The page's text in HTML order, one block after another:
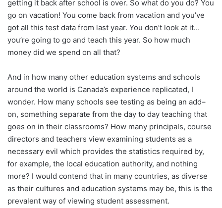
getting it back after school is over. So what do you do? You
go on vacation! You come back from vacation and you’ve
got all this test data from last year. You don’t look at it…
you’re going to go and teach this year. So how much
money did we spend on all that?
And in how many other education systems and schools
around the world is Canada’s experience replicated, I
wonder. How many schools see testing as being an add–
on, something separate from the day to day teaching that
goes on in their classrooms? How many principals, course
directors and teachers view examining students as a
necessary evil which provides the statistics required by,
for example, the local education authority, and nothing
more? I would contend that in many countries, as diverse
as their cultures and education systems may be, this is the
prevalent way of viewing student assessment.